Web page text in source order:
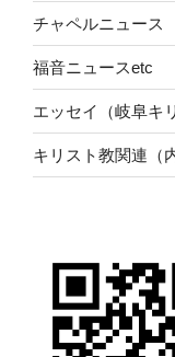
チャペルニュース
福音ニュースetc
エッセイ（岐阜キ
キリスト教関連（